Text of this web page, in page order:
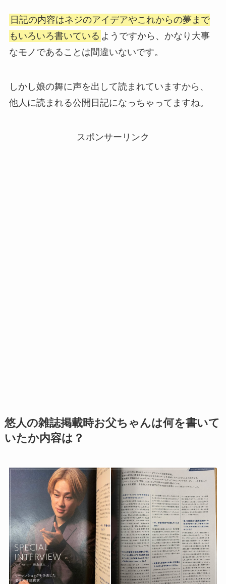
日記の内容はネジのアイデアやこれからの夢まで
もいろいろ書いている ようですから、かなり大事
なモノであることは間違いないです。
しかし娘の舞に声を出して読まれていますから、
他人に読まれる公開日記になっちゃってますね。
スポンサーリンク
悠人の雑誌掲載時お父ちゃんは何を書いて
いたか内容は？